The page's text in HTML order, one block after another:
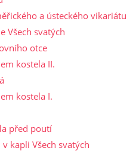
a ústeckého vikariátu
Všech svatých
otce
kostela II.
kostela I.
před poutí
kapli Všech svatých